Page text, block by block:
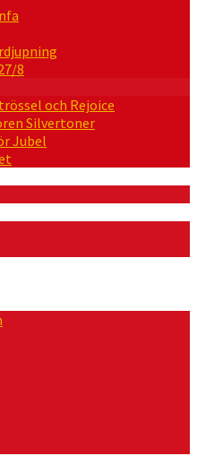
8
och Rejoice
Silvertoner
Jubel